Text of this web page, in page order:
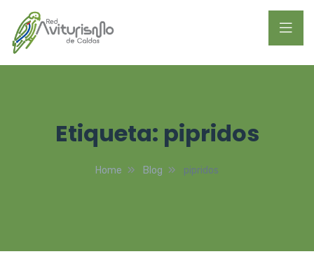
Etiqueta: pipridos
Home Blog pipridos